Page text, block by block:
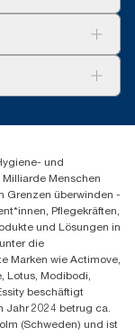
und
Menschen
Grenzen überwinden -
Pflegekräften,
und Lösungen in
die
Marken wie Actimove,
Lotus, Modibodi,
beschäftigt
Jahr 2024 betrug ca.
(Schweden) und ist